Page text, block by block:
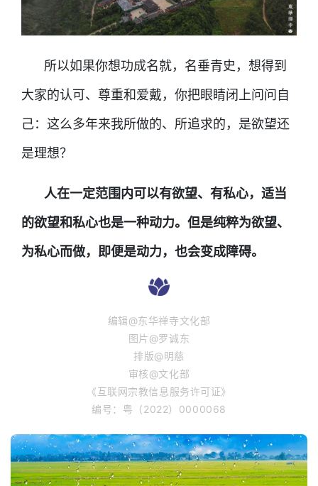
所以如果你想功成名就，名垂青史，想得到
大家的认可、尊重和爱戴，你把眼睛闭上问问自
己：这么多年来我所做的、所追求的，是欲望还
是理想？
人在一定范围内可以有欲望、有私心，适当
的欲望和私心也是一种动力。但是纯粹为欲望、
为私心而做，即便是动力，也会变成障碍。
编辑@东华禅寺文化部
图片@罗诚东
排版@明慈
审核@文化部
《互联网宗教信息服务许可证》
编号：粤（2022）0000068